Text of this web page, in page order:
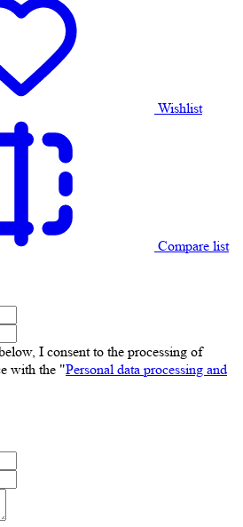
Wishlist
Compare list
I consent to the processing of
with the "Personal data processing and